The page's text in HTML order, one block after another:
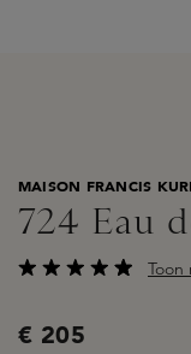
MAISON FRANCIS
724 Eau
Toon
€ 205